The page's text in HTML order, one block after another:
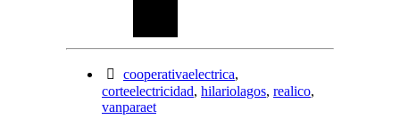
cooperativaelectrica,
corteelectricidad, hilariolagos, realico,
vanparaet